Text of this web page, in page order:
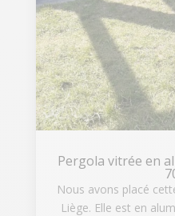
Pergola vitrée en
Nous avons placé
Liège. Elle est en